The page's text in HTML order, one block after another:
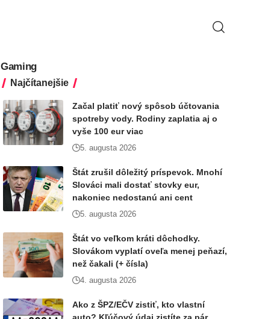
Gaming
Najčítanejšie
Začal platiť nový spôsob účtovania
spotreby vody. Rodiny zaplatia aj o
vyše 100 eur viac
5. augusta 2026
Štát zrušil dôležitý príspevok. Mnohí
Slováci mali dostať stovky eur,
nakoniec nedostanú ani cent
5. augusta 2026
Štát vo veľkom kráti dôchodky.
Slovákom vyplatí oveľa menej peňazí,
než čakali (+ čísla)
4. augusta 2026
Ako z ŠPZ/EČV zistiť, kto vlastní